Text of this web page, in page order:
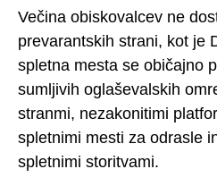
Večina obiskovalcev ne
prevarantskih strani, kot je
spletna mesta se običajno
sumljivih oglaševalskih
stranmi, nezakonitimi
spletnimi mesti za odrasle
spletnimi storitvami.